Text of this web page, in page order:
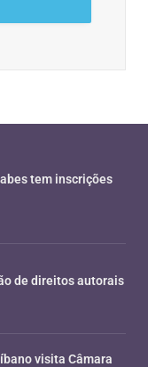
tem inscrições
de direitos autorais
visita Câmara